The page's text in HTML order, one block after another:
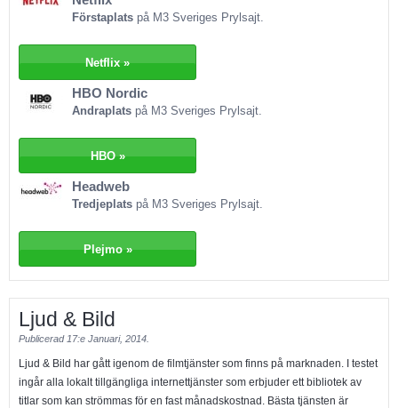
och tjänstens verkliga styrka är det fantastiska utbudet. Om du gillar TV-
gillar filmer mer. Tjänsten är dessutom riktigt prisvärd, men tappar betyg för
tredjeplats. Tjänsten köptes i år upp av Film2home och så småningom
kommer tjänsten att ersättas av Plejmo. Hos Headweb finns ingen fast
dock kosta upp till 49 kronor för de allra senast släppta. Tjänsten är helt
surfplatta.
Förstaplats på M3 Sveriges Prylsajt.
Netflix »
HBO Nordic
Andraplats på M3 Sveriges Prylsajt.
HBO »
Headweb
Tredjeplats på M3 Sveriges Prylsajt.
Plejmo »
Ljud & Bild
Publicerad 17:e Januari, 2014.
Ljud & Bild har gått igenom de filmtjänster som finns på marknaden. I testet
ingår alla lokalt tillgängliga internettjänster som erbjuder ett bibliotek av
titlar som kan strömmas för en fast månadskostnad. Bästa tjänsten är